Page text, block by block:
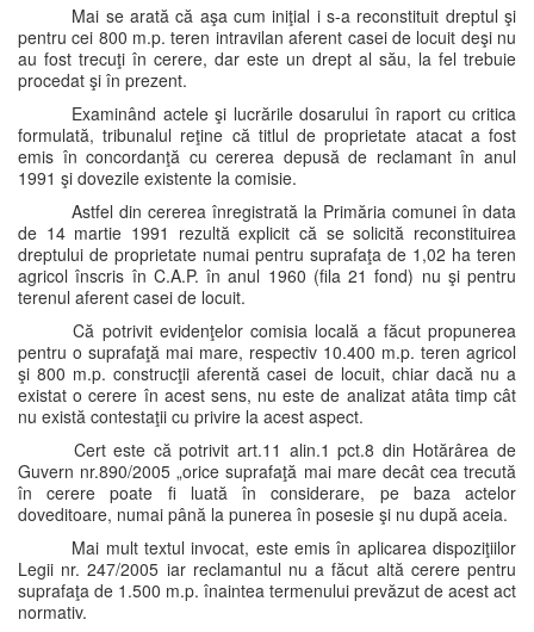
Mai se arată că aşa cum iniţial i s-a reconstituit dreptul şi
pentru cei 800 m.p. teren intravilan aferent casei de locuit deşi nu
au fost trecuţi în cerere, dar este un drept al său, la fel trebuie
procedat şi în prezent.
Examinând actele şi lucrările dosarului în raport cu critica
formulată, tribunalul reţine că titlul de proprietate atacat a fost
emis în concordanţă cu cererea depusă de reclamant în anul
1991 şi dovezile existente la comisie.
Astfel din cererea înregistrată la Primăria comunei în data
de 14 martie 1991 rezultă explicit că se solicită reconstituirea
dreptului de proprietate numai pentru suprafaţa de 1,02 ha teren
agricol înscris în C.A.P. în anul 1960 (fila 21 fond) nu şi pentru
terenul aferent casei de locuit.
Că potrivit evidenţelor comisia locală a făcut propunerea
pentru o suprafaţă mai mare, respectiv 10.400 m.p. teren agricol
şi 800 m.p. construcţii aferentă casei de locuit, chiar dacă nu a
existat o cerere în acest sens, nu este de analizat atâta timp cât
nu există contestaţii cu privire la acest aspect.
Cert este că potrivit art.11 alin.1 pct.8 din Hotărârea de
Guvern nr.890/2005 „orice suprafaţă mai mare decât cea trecută
în cerere poate fi luată în considerare, pe baza actelor
doveditoare, numai până la punerea în posesie şi nu după aceia.
Mai mult textul invocat, este emis în aplicarea dispoziţiilor
Legii nr. 247/2005 iar reclamantul nu a făcut altă cerere pentru
suprafaţa de 1.500 m.p. înaintea termenului prevăzut de acest act
normativ.